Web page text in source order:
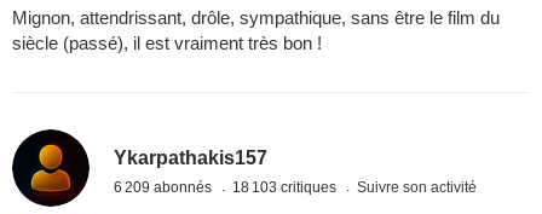
Mignon, attendrissant, drôle, sympathique, sans être le film du
siècle (passé), il est vraiment très bon !
Ykarpathakis157
6 209 abonnés 18 103 critiques Suivre son activité